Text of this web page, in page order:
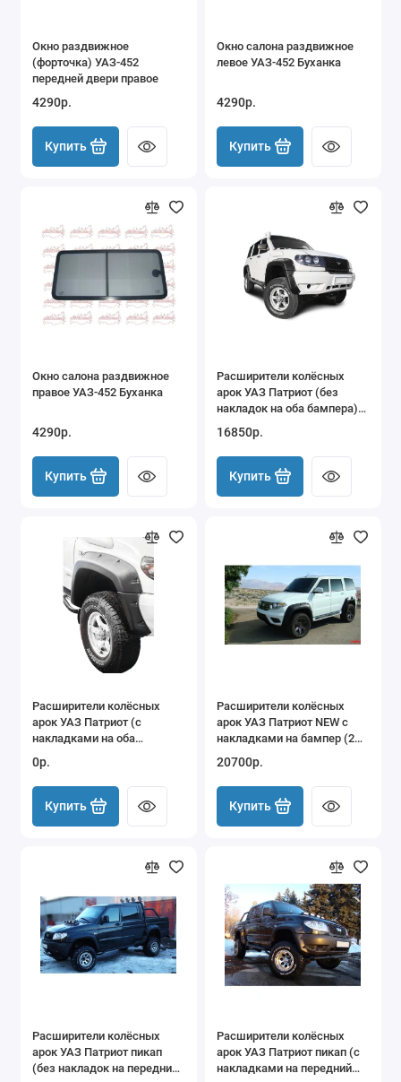
Окно раздвижное
(форточка) УАЗ-452
передней двери правое
4290р.
Купить
Окно салона раздвижное
левое УАЗ-452 Буханка
4290р.
Купить
Окно салона раздвижное
правое УАЗ-452 Буханка
4290р.
Купить
Расширители колёсных
арок УАЗ Патриот (без
накладок на оба бампера)
16850р.
Купить
Расширители колёсных
арок УАЗ Патриот (с
накладками на оба
0р.
Купить
Расширители колёсных
арок УАЗ Патриот NEW с
накладками на бампер (2
20700р.
Купить
Расширители колёсных
арок УАЗ Патриот пикап
(без накладок на передний
Расширители колёсных
арок УАЗ Патриот пикап (с
накладками на передний